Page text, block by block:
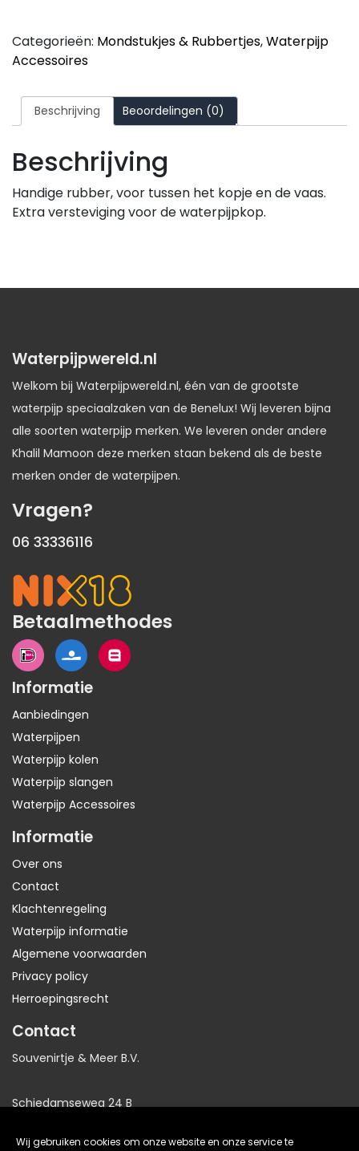
Wij gebruiken cookies om onze website en onze service te
Categorieën: Mondstukjes & Rubbertjes,Waterpijp
Accessoires
Beschrijving Beoordelingen (0)
Beschrijving
Handige rubber, voor tussen het kopje en de vaas.
Extra versteviging voor de waterpijpkop.
Waterpijpwereld.nl
Welkom bij Waterpijpwereld.nl, één van de grootste
waterpijp speciaalzaken van de Benelux! Wij leveren bijna
alle soorten waterpijp merken. We leveren onder andere
Khalil Mamoon deze merken staan bekend als de beste
merken onder de waterpijpen.
Vragen?
06 33336116
Betaalmethodes
Informatie
Aanbiedingen
Waterpijpen
Waterpijp kolen
Waterpijp slangen
Waterpijp Accessoires
Informatie
Over ons
Contact
Klachtenregeling
Waterpijp informatie
Algemene voorwaarden
Privacy policy
Herroepingsrecht
Contact
Souvenirtje & Meer B.V.
Schiedamseweg 24 B